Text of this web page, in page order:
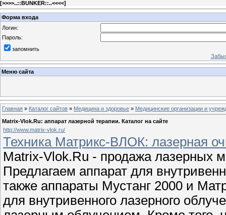
[>>>>..::BUNKER::..<<<<]
Форма входа
Логин:
Пароль:
запомнить
Меню сайта
Главная » Каталог сайтов » Медицина и здоровье » Медицинские организации и
Matrix-Vlok.Ru: аппарат лазерной терапии. Каталог на сайте
http://www.matrix-vlok.ru/
Техника Матрикс-ВЛОК: лазерная
Matrix-Vlok.Ru - продажа лазерных
Предлагаем аппарат для
также аппараты Мустанг 2000 и
для внутривенного лазерного